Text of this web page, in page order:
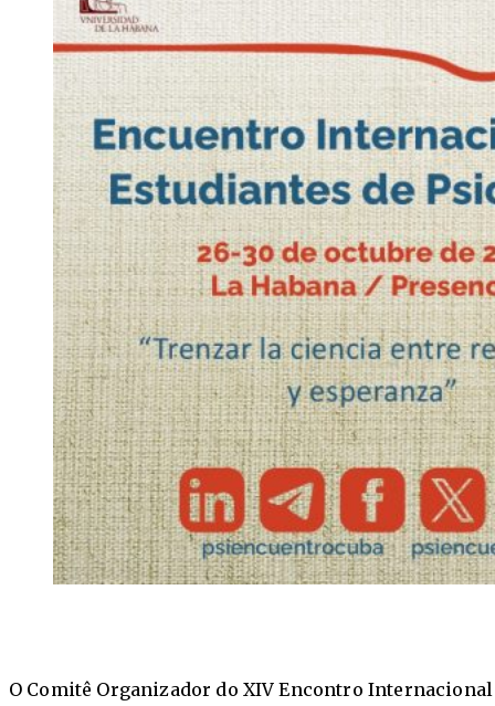
O Comitê Organizador do XIV Encontro Internacional